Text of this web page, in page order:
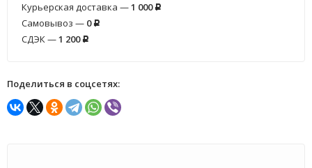
Курьерская доставка —1 000 Р
Самовывоз — 0 Р
СДЭК —1 200 Р
Поделиться в соцсетях: